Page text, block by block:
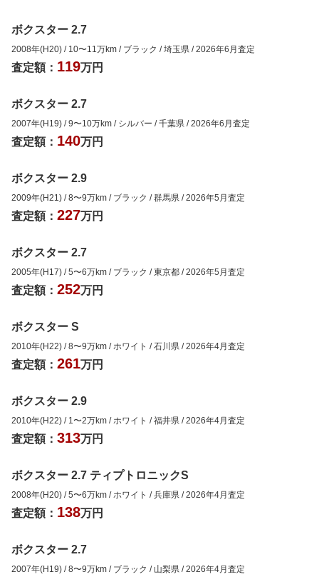
ボクスター 2.7
2008年(H20) / 10〜11 万km / ブラック /埼玉県 /2026年6月査定
査定額： 119万円
ボクスター 2.7
2007年(H19) /9〜10万km / シルバー /千葉県 /2026年6月査定
査定額： 140万円
ボクスター 2.9
2009年(H21) /8〜9万km / ブラック /群馬県 /2026年5月査定
査定額： 227万円
ボクスター 2.7
2005年(H17) /5〜6万km / ブラック /東京都 /2026年5月査定
査定額： 252万円
ボクスター S
2010年(H22) /8〜9万km / ホワイト /石川県 /2026年4月査定
査定額： 261万円
ボクスター 2.9
2010年(H22) / 1 〜2万km / ホワイト /福井県 /2026年4月査定
査定額： 313万円
ボクスター 2.7 ティプトロニックS
2008年(H20) /5〜6万km / ホワイト /兵庫県 /2026年4月査定
査定額： 138万円
ボクスター 2.7
2007年(H19) /8〜9万km / ブラック / 山梨県 /2026年4月査定